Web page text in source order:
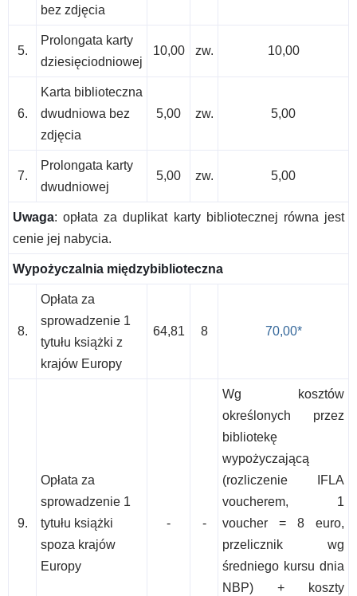
bez zdjęcia
5.
Prolongata karty
dziesięciodniowej
10,00 zw. 10,00
6.
Karta biblioteczna
dwudniowa bez
zdjęcia
5,00 zw. 5,00
7.
Prolongata karty
dwudniowej
5,00 zw. 5,00
Uwaga: opłata za duplikat karty bibliotecznej równa jest
cenie jej nabycia.
Wypożyczalnia międzybiblioteczna
8.
Opłata za
sprowadzenie 1
tytułu książki z
krajów Europy
64,81 8 70,00*
9.
Opłata za
sprowadzenie 1
tytułu książki
spoza krajów
Europy
- -
Wg kosztów
określonych przez
bibliotekę
wypożyczającą
(rozliczenie IFLA
voucherem, 1
voucher = 8 euro,
przelicznik wg
średniego kursu dnia
NBP) + koszty